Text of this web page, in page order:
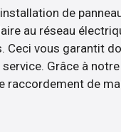
de
au réseau
Ceci vous garantit
Grâce à
de